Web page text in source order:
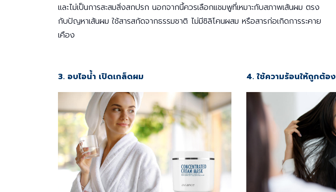
และไม่เป็นการสะสมสิ่งสกปรก นอกจากนี้ควรเลือกแชมพูที่เหมาะกับสภาพเส้นผม ตรง
กับปัญหาเส้นผม ใช้สารสกัดจากธรรมชาติ ไม่มีซิลิโคนผสม หรือสารก่อเกิดการระคาย
เคือง
3. อบไอน้ำ เปิดเกล็ดผม 4. ใช้ความร้อนให้ถูกต้อง